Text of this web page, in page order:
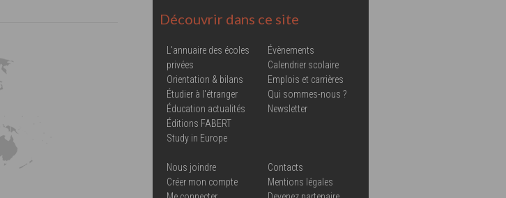
Découvrir dans ce site
L'annuaire des écoles
privées
Orientation & bilans
Étudier à l'étranger
Éducation actualités
Éditions FABERT
Study in Europe
Évènements
Calendrier scolaire
Emplois et carrières
Qui sommes-nous ?
Newsletter
Nous joindre
Créer mon compte
Contacts
Mentions légales